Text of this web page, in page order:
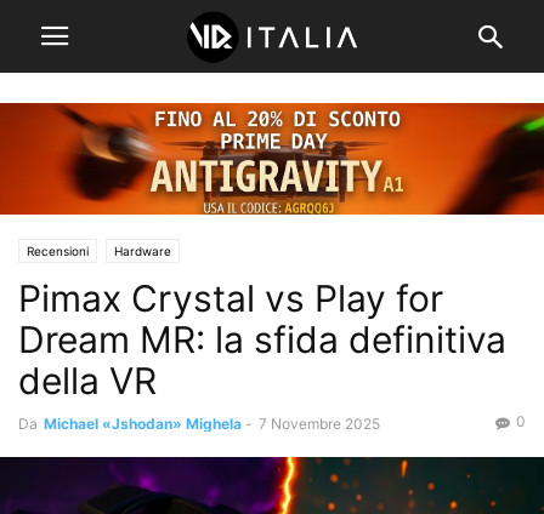
Recensioni Hardware
Pimax Crystal vs Play for
Dream MR: la sfida definitiva
della VR
Da Michael «Jshodan» Mighela - 7 Novembre 2025 0